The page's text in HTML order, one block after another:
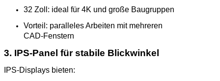
32 Zoll: ideal für 4K und große Baugruppen
Vorteil: paralleles Arbeiten mit mehreren
CAD‑Fenstern
3. IPS‑Panel für stabile Blickwinkel
IPS‑Displays bieten: